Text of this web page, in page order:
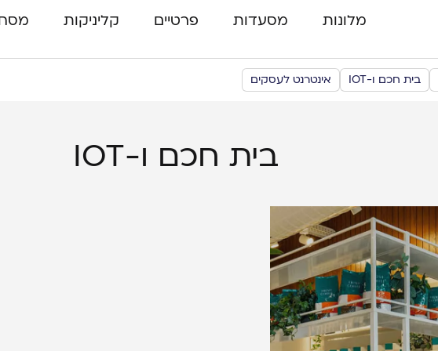
מלונות מסעדות פרטיים קליניקות
בית חכם ו-IOT אינטרנט לעסקים
בית חכם ו-IOT